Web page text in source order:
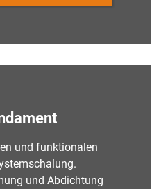
und funktionalen
und Abdichtung